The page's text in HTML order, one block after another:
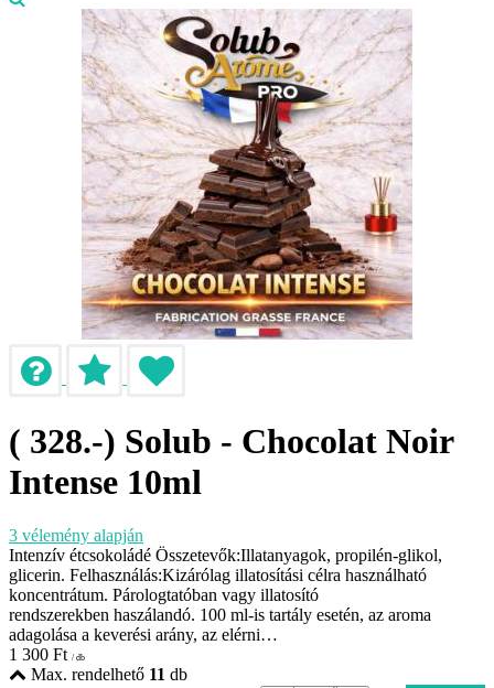
( 328.-) Solub - Chocolat Noir
Intense 10ml
3 vélemény alapján
Intenzív étcsokoládé Összetevők:Illatanyagok, propilén-glikol,
glicerin. Felhasználás:Kizárólag illatosítási célra használható
koncentrátum. Párologtatóban vagy illatosító
rendszerekben haszálandó. 100 ml-is tartály esetén, az aroma
adagolása a keverési arány, az elérni…
1 300 Ft / db
Max. rendelhető 11 db